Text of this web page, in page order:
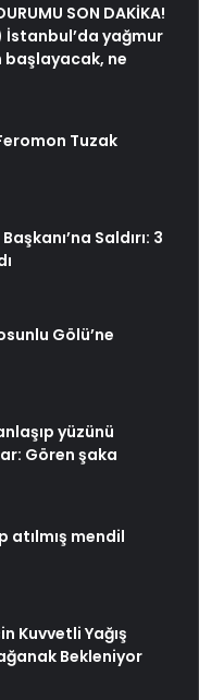
SON DAKİKA!
İstanbul’da yağmur
başlayacak, ne
Tuzak
Saldırı: 3
Gölü’ne
yüzünü
Gören şaka
atılmış mendil
Kuvvetli Yağış
Bekleniyor